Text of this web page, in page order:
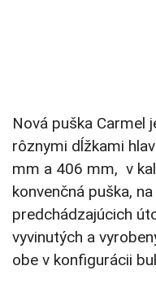
Nová puška Carmel
rôznymi dĺžkami
mm a 406 mm, v
konvenčná puška,
predchádzajúcich
vyvinutých a
obe v konfigurácii